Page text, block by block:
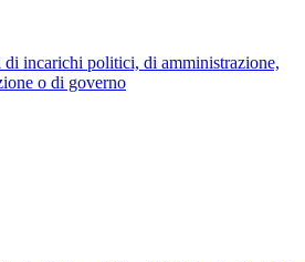
di incarichi politici, di amministrazione,
o di governo